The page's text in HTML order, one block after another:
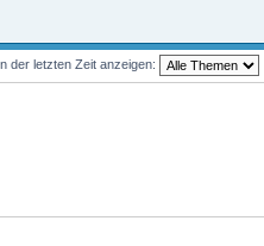
der letzten Zeit anzeigen: